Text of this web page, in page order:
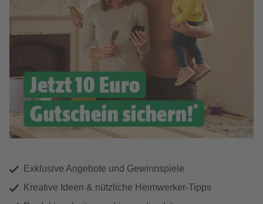
Exklusive Angebote und Gewinnspiele
Kreative Ideen & nützliche Heimwerker-Tipps